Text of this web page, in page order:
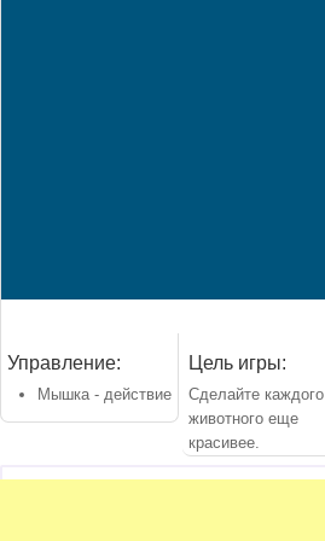
Управление:
Мышка - действие
Цель игры:
Сделайте каждого
животного еще
красивее.